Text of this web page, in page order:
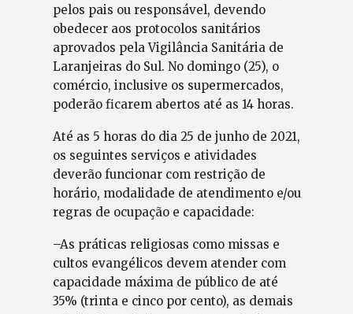
pelos pais ou responsável, devendo
obedecer aos protocolos sanitários
aprovados pela Vigilância Sanitária de
Laranjeiras do Sul. No domingo (25), o
comércio, inclusive os supermercados,
poderão ficarem abertos até as 14 horas.
Até as 5 horas do dia 25 de junho de 2021,
os seguintes serviços e atividades
deverão funcionar com restrição de
horário, modalidade de atendimento e/ou
regras de ocupação e capacidade:
–As práticas religiosas como missas e
cultos evangélicos devem atender com
capacidade máxima de público de até
35% (trinta e cinco por cento), as demais